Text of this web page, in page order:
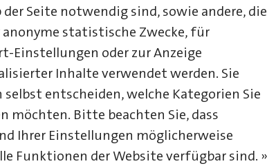
PROGRAMM-ÜBERSICHT
der Seite notwendig sind, sowie andere, die
statistische Zwecke, für
Einstellungen oder zur Anzeige
Inhalte verwendet werden. Sie
selbst entscheiden, welche Kategorien Sie
möchten. Bitte beachten Sie, dass
Ihrer Einstellungen möglicherweise
Funktionen der Website verfügbar sind. »